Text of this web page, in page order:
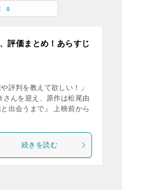
0
評価まとめ！あらすじ
評判を教えて欲しい！」
んを迎え、原作は松尾由
出会うまで』 上映前から
続きを読む